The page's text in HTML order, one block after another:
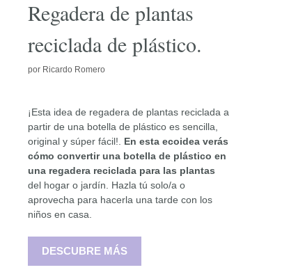
Regadera de plantas
reciclada de plástico.
por Ricardo Romero
¡Esta idea de regadera de plantas reciclada a
partir de una botella de plástico es sencilla,
original y súper fácil!. En esta ecoidea verás
cómo convertir una botella de plástico en
una regadera reciclada para las plantas
del hogar o jardín. Hazla tú solo/a o
aprovecha para hacerla una tarde con los
niños en casa.
DESCUBRE MÁS